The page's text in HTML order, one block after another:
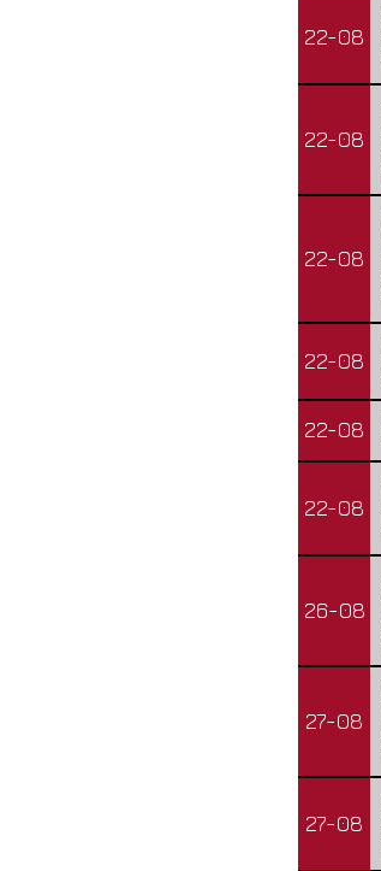
22-08
22-08
22-08
22-08
22-08
22-08
26-08
27-08
27-08